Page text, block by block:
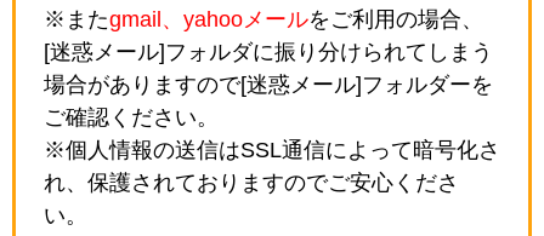
※またgmail、yahooメールをご利用の場合、
[迷惑メール]フォルダに振り分けられてしまう
場合がありますので[迷惑メール]フォルダーを
ご確認ください。
※個人情報の送信はSSL通信によって暗号化さ
れ、保護されておりますのでご安心くださ
い。